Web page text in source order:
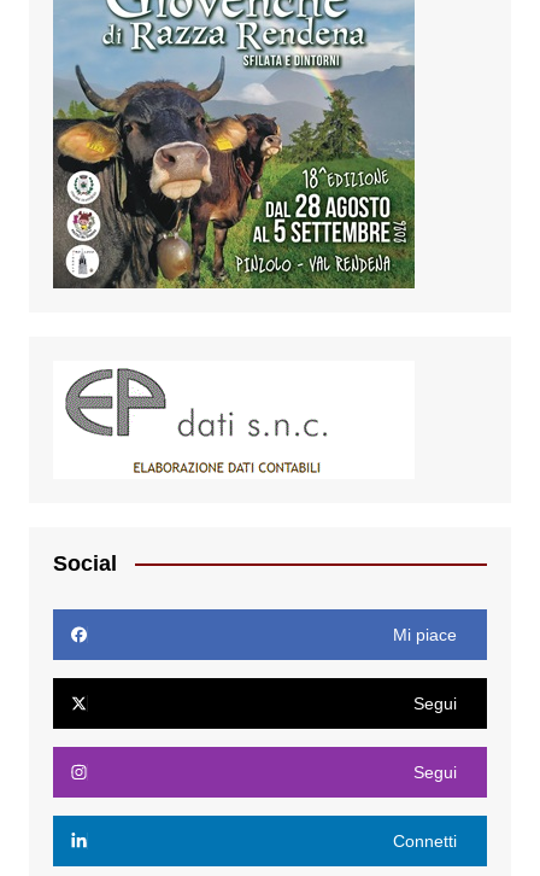
Social
Mi piace
Segui
Segui
Connetti